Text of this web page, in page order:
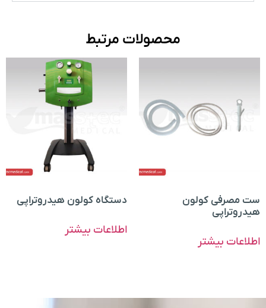
محصولات مرتبط
ست مصرفی کولون
هیدروتراپی
اطلاعات بیشتر
دستگاه کولون هیدروتراپی
اطلاعات بیشتر